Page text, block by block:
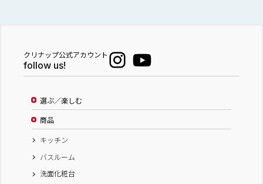
クリナップ公式アカウント
follow us!
選ぶ／楽しむ
商品
キッチン
バスルーム
洗面化粧台